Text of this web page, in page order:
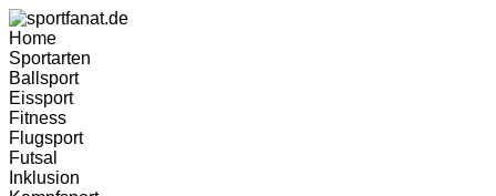
Home
Sportarten
Ballsport
Eissport
Fitness
Flugsport
Futsal
Inklusion